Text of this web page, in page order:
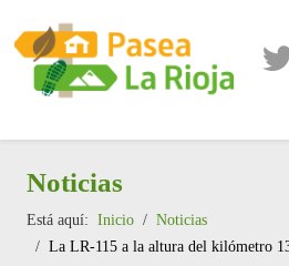
Noticias
Está aquí: Inicio
Noticias
La LR-115 a la altura del kilómetro 13,7 en Arnedillo y la vía verde del Cidacos